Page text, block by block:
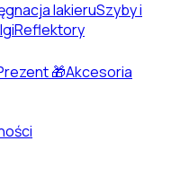
lakieruSzyby i
Reflektory
🎁Akcesoria